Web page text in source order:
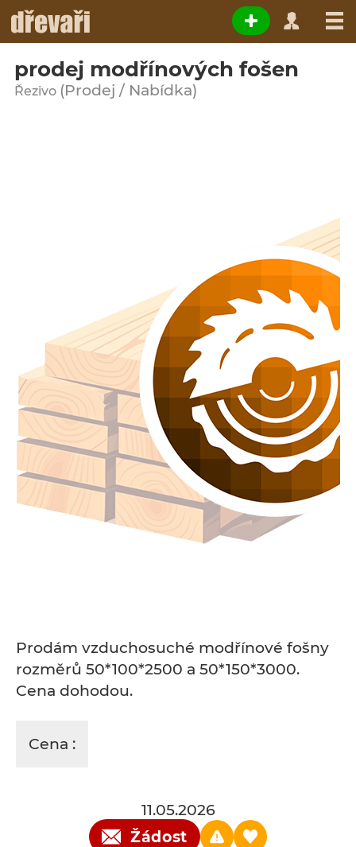
prodej modřínových fošen
Řezivo (Prodej / Nabídka)
Prodám vzduchosuché modřínové fošny
rozměrů 50*100*2500 a 50*150*3000.
Cena dohodou.
Cena :
11.05.2026
Žádost